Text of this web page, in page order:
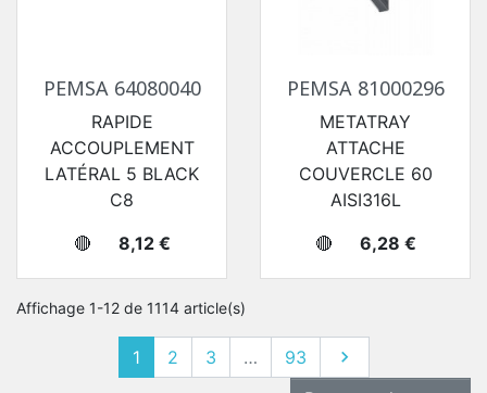
PEMSA 64080040
RAPIDE
ACCOUPLEMENT
LATÉRAL 5 BLACK
C8
🔴
Prix
8,12 €
PEMSA 81000296
METATRAY
ATTACHE
COUVERCLE 60
AISI316L
🔴
Prix
6,28 €
Affichage 1-12 de 1114 article(s)
1 2 3 … 93 Suivant
